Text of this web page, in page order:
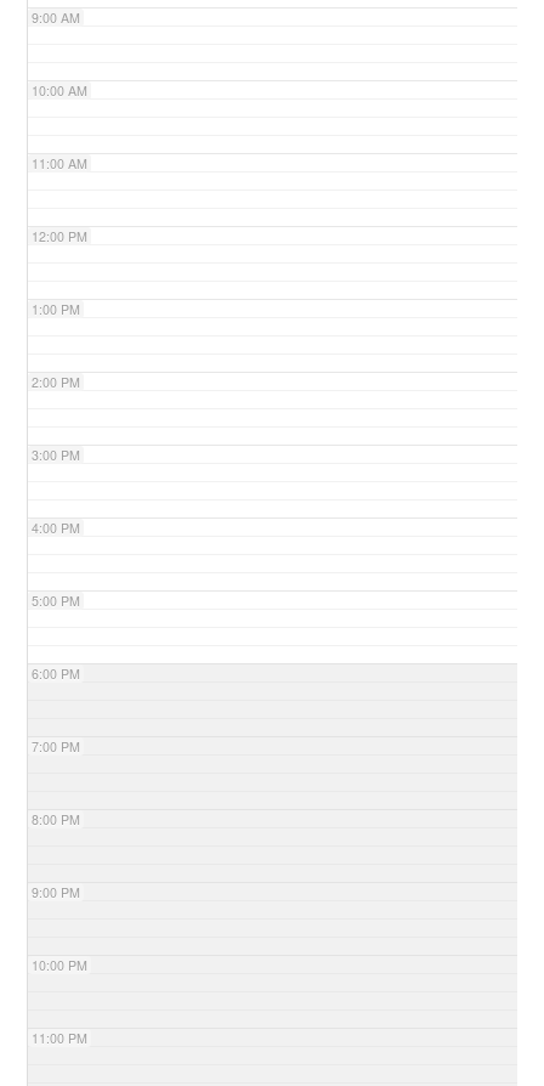
9:00 AM
10:00 AM
11:00 AM
12:00 PM
1:00 PM
2:00 PM
3:00 PM
4:00 PM
5:00 PM
6:00 PM
7:00 PM
8:00 PM
9:00 PM
10:00 PM
11:00 PM